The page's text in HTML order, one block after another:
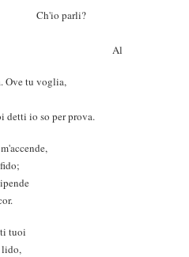
Ove tu voglia,
detti io so per prova.
tuoi
lido,